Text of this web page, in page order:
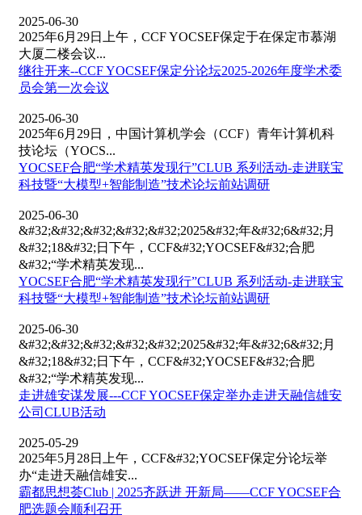
2025-06-30
2025年6月29日上午，CCF YOCSEF保定于在保定市慕湖
大厦二楼会议...
继往开来--CCF YOCSEF保定分论坛2025-2026年度学术委
员会第一次会议
2025-06-30
2025年6月29日，中国计算机学会（CCF）青年计算机科
技论坛（YOCS...
YOCSEF合肥“学术精英发现行”CLUB 系列活动-走进联宝
科技暨“大模型+智能制造”技术论坛前站调研
2025-06-30
&#32;&#32;&#32;&#32;&#32;2025&#32;年&#32;6&#32;月
&#32;18&#32;日下午，CCF&#32;YOCSEF&#32;合肥
&#32;“学术精英发现...
YOCSEF合肥“学术精英发现行”CLUB 系列活动-走进联宝
科技暨“大模型+智能制造”技术论坛前站调研
2025-06-30
&#32;&#32;&#32;&#32;&#32;2025&#32;年&#32;6&#32;月
&#32;18&#32;日下午，CCF&#32;YOCSEF&#32;合肥
&#32;“学术精英发现...
走进雄安谋发展---CCF YOCSEF保定举办走进天融信雄安
公司CLUB活动
2025-05-29
2025年5月28日上午，CCF&#32;YOCSEF保定分论坛举
办“走进天融信雄安...
霸都思想荟Club | 2025齐跃进 开新局——CCF YOCSEF合
肥选题会顺利召开